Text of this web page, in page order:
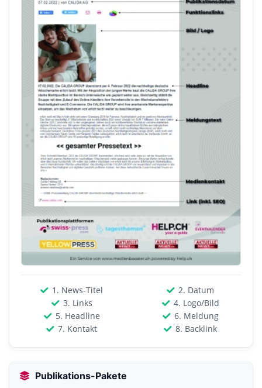
1. News-Titel
2. Datum
3. Links
4. Logo/Bild
5. Headline
6. Meldung
7. Kontakt
8. Backlink
Publikations-Pakete